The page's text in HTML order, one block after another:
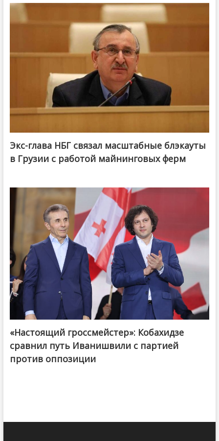
Экс-глава НБГ связал масштабные блэкауты
в Грузии с работой майнинговых ферм
@ქართული ოცნება / Georgian Dream
«Настоящий гроссмейстер»: Кобахидзе
сравнил путь Иванишвили с партией
против оппозиции